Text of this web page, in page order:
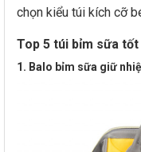
chọn kiểu túi kích cỡ
Top 5 túi bỉm sữa tốt
1. Balo bỉm sữa giữ